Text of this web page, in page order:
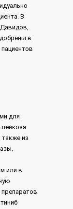
В
в
для
лейкоза
также из
или в